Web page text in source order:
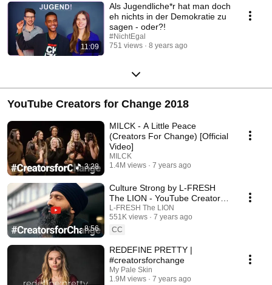
11:09
Als Jugendliche*r hat man doch
eh nichts in der Demokratie zu
sagen - oder?!
#NichtEgal
751 views
8 years ago
YouTube Creators for Change 2018
3:28
MILCK - A Little Peace
(Creators For Change) [Official
Video]
MILCK
1.4M views
7 years ago
8:56
Culture Strong by L-FRESH
The LION - YouTube Creators
for Change
L-FRESH The LION
551K views
7 years ago
CC
REDEFINE PRETTY |
#creatorsforchange
My Pale Skin
1.9M views
7 years ago